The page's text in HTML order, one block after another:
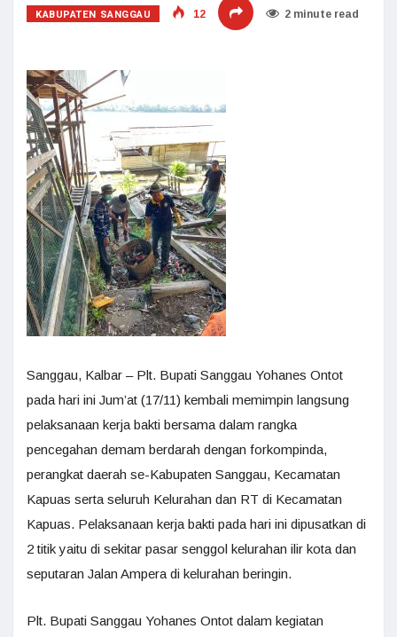
KABUPATEN SANGGAU 12 2 minute read
Sanggau, Kalbar – Plt. Bupati Sanggau Yohanes Ontot
pada hari ini Jum’at (17/11) kembali memimpin langsung
pelaksanaan kerja bakti bersama dalam rangka
pencegahan demam berdarah dengan forkompinda,
perangkat daerah se-Kabupaten Sanggau, Kecamatan
Kapuas serta seluruh Kelurahan dan RT di Kecamatan
Kapuas. Pelaksanaan kerja bakti pada hari ini dipusatkan di
2 titik yaitu di sekitar pasar senggol kelurahan ilir kota dan
seputaran Jalan Ampera di kelurahan beringin.
Plt. Bupati Sanggau Yohanes Ontot dalam kegiatan